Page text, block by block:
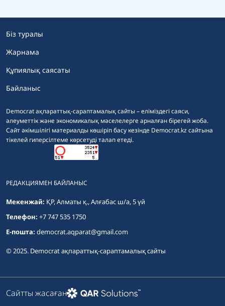
Democrat ақпараттық-сараптамалық сайты – еліміздегі саяси,
әлеуметтік және экономикалық мәселелерге арналған бірегей жоба.
Сайт әкімшілігі материалды көшіріп басу кезінде Democrat.kz сайтына
тікелей гиперсілтеме көрсетуді талап етеді.
Біз туралы
Жарнама
Құпиялық саясаты
Байланыс
РЕДАКЦИЯМЕН БАЙЛАНЫС
Мекенжай: ҚР, Алматы қ., Алғабас ш/а, 5 үй
Телефон: +7 747 535 1750
E-пошта: democrat.aqparat@gmail.com
© 2025. Democrat ақпараттық-сараптамалық сайты
Сайтты жасаған